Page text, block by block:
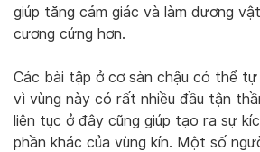
giúp tăng cảm giác và làm dương
cương cứng hơn.
Các bài tập ở cơ sàn chậu có thể
vì vùng này có rất nhiều đầu tận
liên tục ở đây cũng giúp tạo ra sự
phần khác của vùng kín. Một số